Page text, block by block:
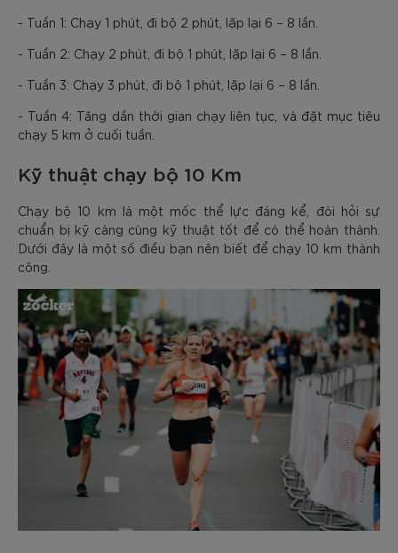
- Tuần 1: Chạy 1 phút, đi bộ 2 phút, lặp lại 6 – 8 lần.
- Tuần 2: Chạy 2 phút, đi bộ 1 phút, lặp lại 6 – 8 lần.
- Tuần 3: Chạy 3 phút, đi bộ 1 phút, lặp lại 6 – 8 lần.
- Tuần 4: Tăng dần thời gian chạy liên tục, và đặt mục tiêu
chạy 5 km ở cuối tuần.
Kỹ thuật chạy bộ 10 Km
Chạy bộ 10 km là một mốc thể lực đáng kể, đòi hỏi sự
chuẩn bị kỹ càng cùng kỹ thuật tốt để có thể hoàn thành.
Dưới đây là một số điều bạn nên biết để chạy 10 km thành
công.